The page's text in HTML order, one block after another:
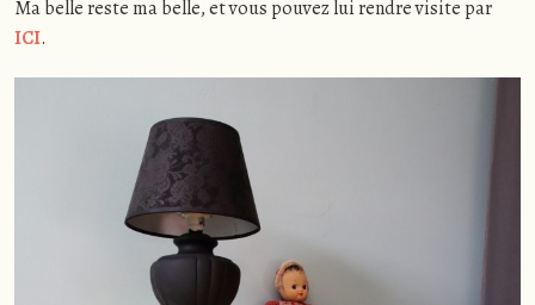
Ma belle reste ma belle, et vous pouvez lui rendre visite par
ICI.